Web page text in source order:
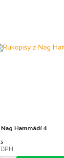
Hammádí 4